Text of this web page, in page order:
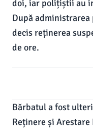
doi, iar polițiștii au
După
decis reținerea
de ore.
Bărbatul a fost
Reținere și Arestare